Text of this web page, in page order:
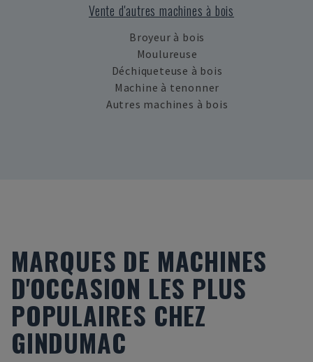
Vente d'autres machines à bois
Broyeur à bois
Moulureuse
Déchiqueteuse à bois
Machine à tenonner
Autres machines à bois
MARQUES DE MACHINES
D'OCCASION LES PLUS
POPULAIRES CHEZ
GINDUMAC